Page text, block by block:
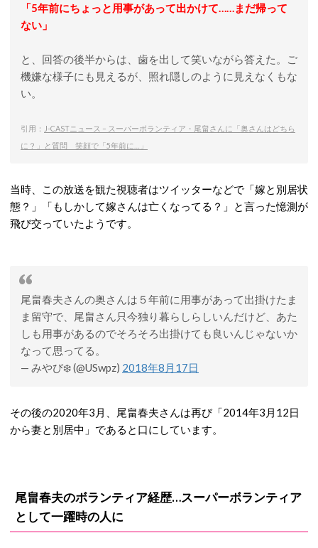
「5年前にちょっと用事があって出かけて……まだ帰って
ない」
と、回答の後半からは、歯を出して笑いながら答えた。ご
機嫌な様子にも見えるが、照れ隠しのように見えなくもな
い。
引用： J-CASTニュース – スーパーボランティア・尾畠さんに「奥さんはどちら
に？」と質問 笑顔で「5年前に…」
当時、この放送を観た視聴者はツイッターなどで「嫁と別居状
態？」「もしかして嫁さんは亡くなってる？」と言った憶測が
飛び交っていたようです。
尾畠春夫さんの奥さんは５年前に用事があって出掛けたま
ま留守で、尾畠さん只今独り暮らしらしいんだけど、あた
しも用事があるのでそろそろ出掛けても良いんじゃないか
なって思ってる。
— みやび❄️ (@USwpz) 2018年8月17日
その後の2020年3月、尾畠春夫さんは再び「2014年3月12日
から妻と別居中」であると口にしています。
尾畠春夫のボランティア経歴…スーパーボランティア
として一躍時の人に